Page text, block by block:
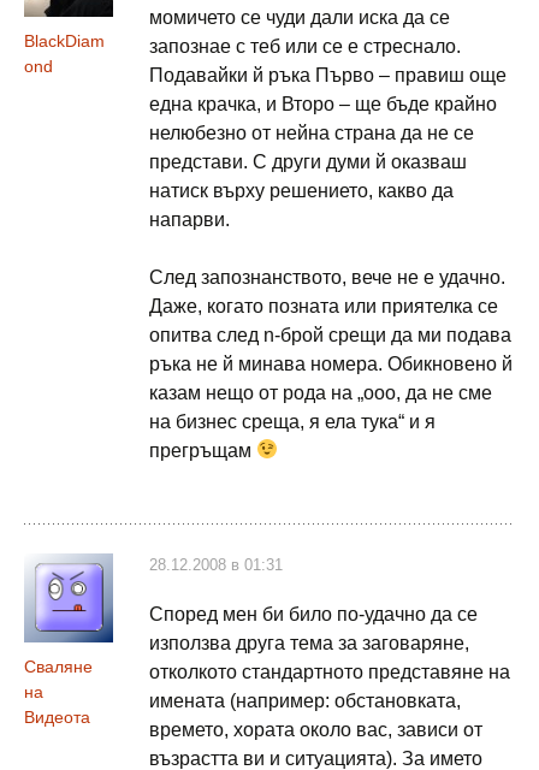
BlackDiam
ond
момичето се чуди дали иска да се
запознае с теб или се е стреснало.
Подавайки й ръка Първо – правиш още
една крачка, и Второ – ще бъде крайно
нелюбезно от нейна страна да не се
представи. С други думи й оказваш
натиск върху решението, какво да
напарви.
След запознанството, вече не е удачно.
Даже, когато позната или приятелка се
опитва след n-брой срещи да ми подава
ръка не й минава номера. Обикновено й
казам нещо от рода на „ооо, да не сме
на бизнес среща, я ела тука“ и я
прегръщам
Сваляне
на
Видеота
28.12.2008 в 01:31
Според мен би било по-удачно да се
използва друга тема за заговаряне,
отколкото стандартното представяне на
имената (например: обстановката,
времето, хората около вас, зависи от
възрастта ви и ситуацията). За името